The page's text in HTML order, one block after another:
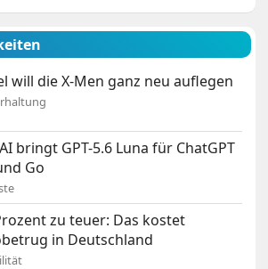
will die X-Men ganz neu auflegen
bringt GPT-5.6 Luna für ChatGPT
Go
zu teuer: Das kostet
in Deutschland